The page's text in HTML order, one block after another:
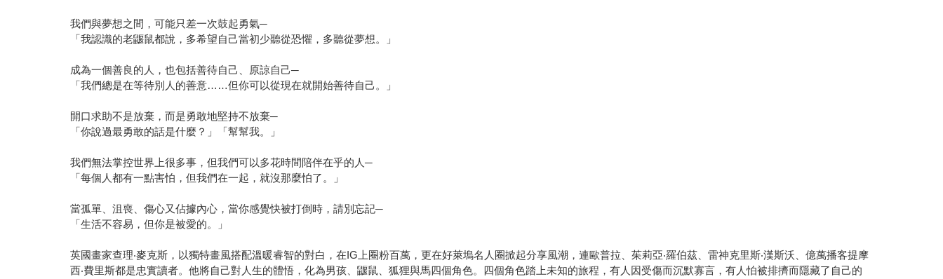
我們與夢想之間，可能只差一次鼓起勇氣─
「我認識的老鼴鼠都說，多希望自己當初少聽從恐懼，多聽從夢想。」
成為一個善良的人，也包括善待自己、原諒自己─
「我們總是在等待別人的善意……但你可以從現在就開始善待自己。」
開口求助不是放棄，而是勇敢地堅持不放棄─
「你說過最勇敢的話是什麼？」「幫幫我。」
我們無法掌控世界上很多事，但我們可以多花時間陪伴在乎的人─
「每個人都有一點害怕，但我們在一起，就沒那麼怕了。」
當孤單、沮喪、傷心又佔據內心，當你感覺快被打倒時，請別忘記─
「生活不容易，但你是被愛的。」
英國畫家查理‧麥克斯，以獨特畫風搭配溫暖睿智的對白，在IG上圈粉百萬，更在好萊塢名人圈掀起分享風潮，連歐普拉、茱莉亞‧羅伯茲、雷神克里斯‧漢斯沃、億萬播客提摩
西‧費里斯都是忠實讀者。他將自己對人生的體悟，化為男孩、鼴鼠、狐狸與馬四個角色。四個角色踏上未知的旅程，有人因受傷而沉默寡言，有人怕被排擠而隱藏了自己的